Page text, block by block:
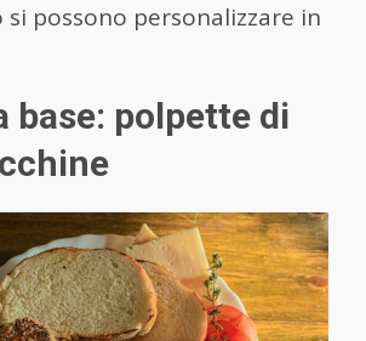
possono personalizzare in
base: polpette di